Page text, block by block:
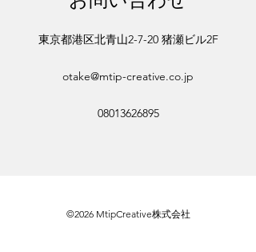
東京都港区北青山2-7-20 猪瀬ビル2F
otake@mtip-creative.co.jp
08013626895
©2026 MtipCreative株式会社